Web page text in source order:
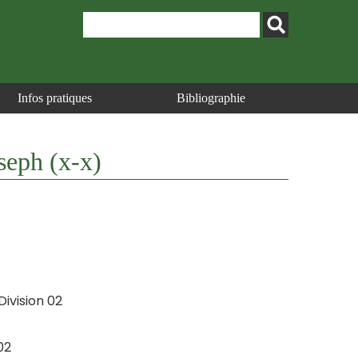
Infos pratiques Bibliographie
(x-x)
02